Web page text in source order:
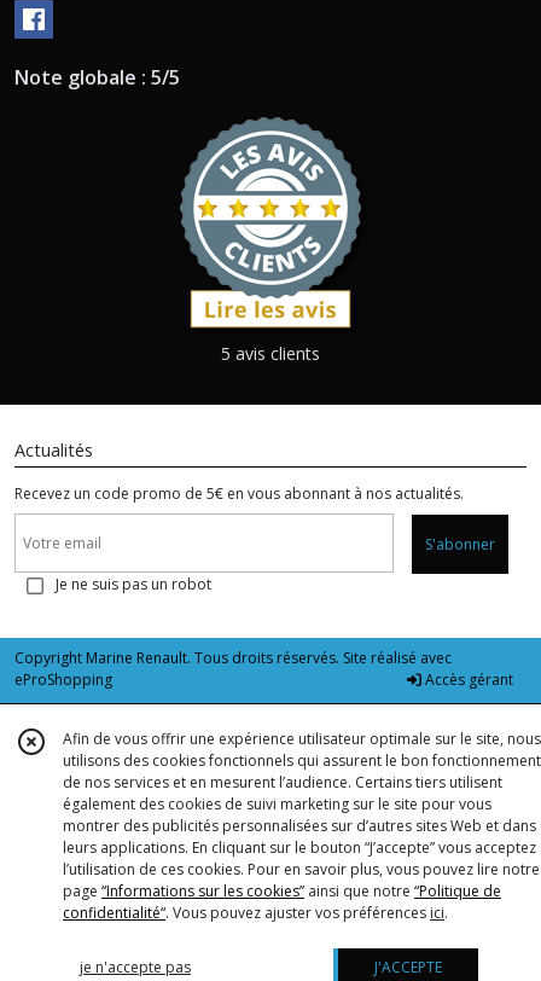
Note globale : 5/5
5 avis clients
Actualités
Recevez un code promo de 5€ en vous abonnant à nos actualités.
S'abonner
Je ne suis pas un robot
Copyright Marine Renault. Tous droits réservés. Site réalisé avec
eProShopping
Accès gérant
Afin de vous offrir une expérience utilisateur optimale sur le site, nous
utilisons des cookies fonctionnels qui assurent le bon fonctionnement
de nos services et en mesurent l’audience. Certains tiers utilisent
également des cookies de suivi marketing sur le site pour vous
montrer des publicités personnalisées sur d’autres sites Web et dans
leurs applications. En cliquant sur le bouton “J’accepte” vous acceptez
l’utilisation de ces cookies. Pour en savoir plus, vous pouvez lire notre
page “Informations sur les cookies” ainsi que notre “Politique de
confidentialité“. Vous pouvez ajuster vos préférences ici.
je n'accepte pas J'ACCEPTE